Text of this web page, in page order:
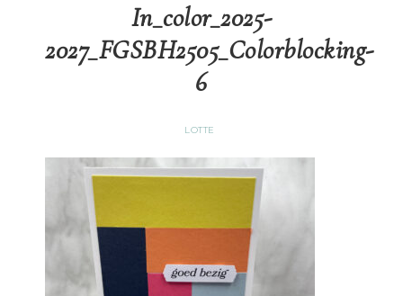
In_color_2025-
2027_FGSBH2505_Colorblocking-
6
LOTTE